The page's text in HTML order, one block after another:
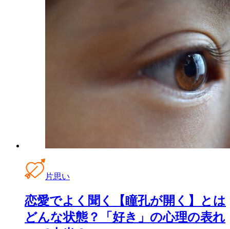
片思い
恋愛でよく聞く【瞳孔が開く】とは
どんな状態？「好き」の心理の表れ